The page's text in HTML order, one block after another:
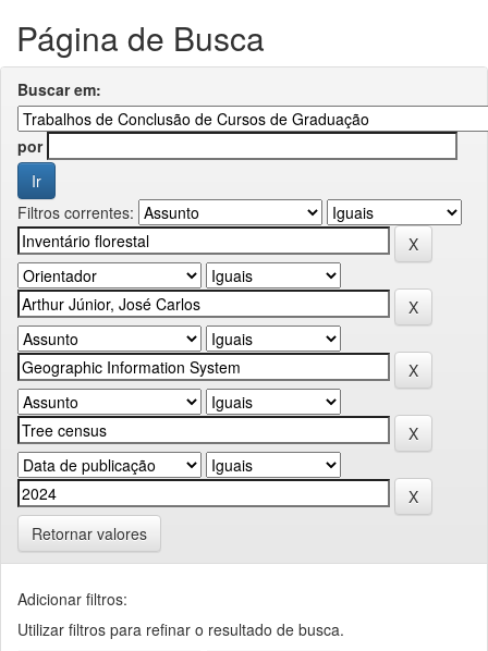
Página de Busca
Buscar em:
por
Filtros correntes:
Retornar valores
Adicionar filtros:
Utilizar filtros para refinar o resultado de busca.